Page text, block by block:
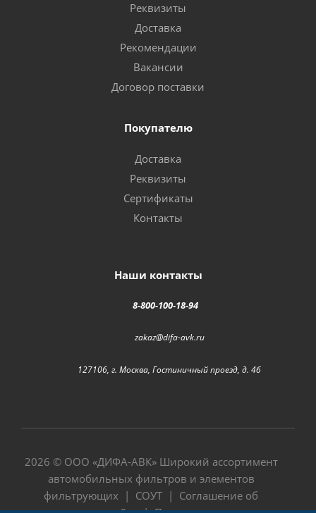
Реквизиты
Доставка
Рекомендации
Вакансии
Договор поставки
Покупателю
Доставка
Реквизиты
Сертификаты
Контакты
Наши контакты
8-800-100-18-94
zakaz@difa-avk.ru
127106, г. Москва, Гостиничный проезд, д. 4б
2026 © ООО «ДИФА-АВК» Широкий ассортимент
автомобильных фильтров и элементов
фильтрующих | СОУТ | Соглашение об